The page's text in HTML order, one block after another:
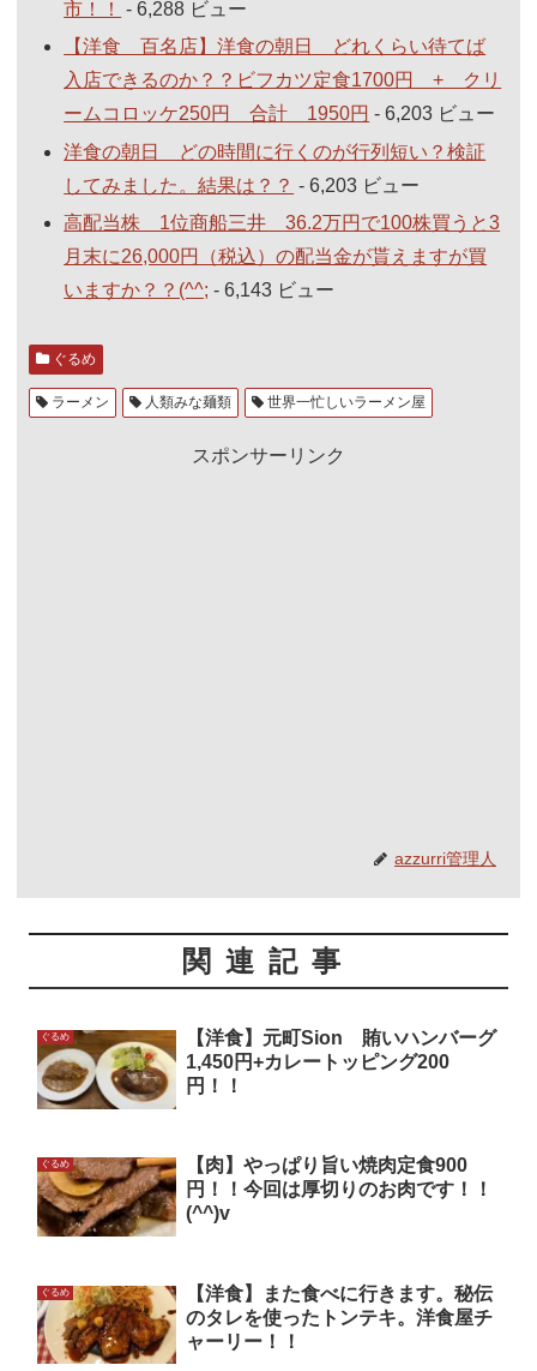
市！！
- 6,288 ビュー
【洋食 百名店】洋食の朝日 どれくらい待てば
入店できるのか？？ビフカツ定食1700円 + クリ
ームコロッケ250円 合計 1950円 - 6,203 ビュー
洋食の朝日 どの時間に行くのが行列短い？検証
してみました。結果は？？ - 6,203 ビュー
高配当株 1位商船三井 36.2万円で100株買うと3
月末に26,000円（税込）の配当金が貰えますが買
いますか？？(^^; - 6,143 ビュー
ぐるめ
ラーメン 人類みな麺類 世界一忙しいラーメン屋
スポンサーリンク
azzurri管理人
関連記事
ぐるめ
【洋食】元町Sion 賄いハンバーグ
1,450円+カレートッピング200
円！！
ぐるめ
【肉】やっぱり旨い焼肉定食900
円！！今回は厚切りのお肉です！！
(^^)v
ぐるめ
【洋食】また食べに行きます。秘伝
のタレを使ったトンテキ。洋食屋チ
ャーリー！！